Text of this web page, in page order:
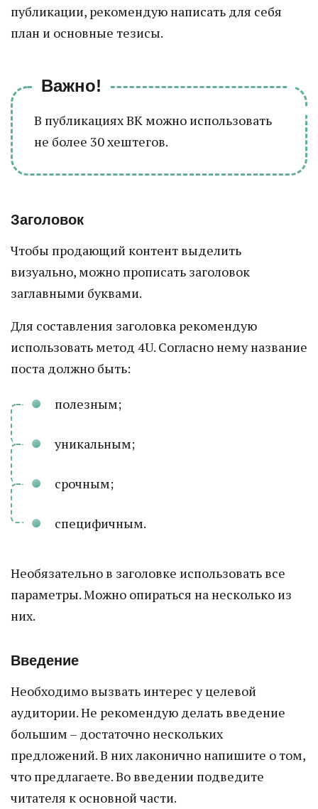
публикации, рекомендую написать для себя
план и основные тезисы.
Важно!
В публикациях ВК можно использовать
не более 30 хештегов.
Заголовок
Чтобы продающий контент выделить
визуально, можно прописать заголовок
заглавными буквами.
Для составления заголовка рекомендую
использовать метод 4U. Согласно нему название
поста должно быть:
полезным;
уникальным;
срочным;
специфичным.
Необязательно в заголовке использовать все
параметры. Можно опираться на несколько из
них.
Введение
Необходимо вызвать интерес у целевой
аудитории. Не рекомендую делать введение
большим – достаточно нескольких
предложений. В них лаконично напишите о том,
что предлагаете. Во введении подведите
читателя к основной части.